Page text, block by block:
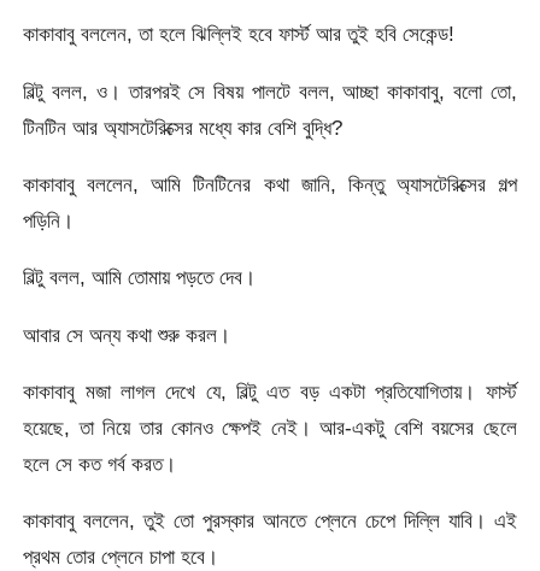
কাকাবাবু বললেন, তা হলে ঝিল্লিই হবে ফার্স্ট আর তুই হবি সেকেন্ড!
বিল্টু বলল, ও। তারপরই সে বিষয় পালটে বলল, আচ্ছা কাকাবাবু, বলো তো,
টিনটিন আর অ্যাসটেরিক্সের মধ্যে কার বেশি বুদ্ধি?
কাকাবাবু বললেন, আমি টিনটিনের কথা জানি, কিন্তু অ্যাসটেরিক্সের গল্প
পড়িনি।
বিল্টু বলল, আমি তোমায় পড়তে দেব।
আবার সে অন্য কথা শুরু করল।
কাকাবাবু মজা লাগল দেখে যে, বিল্টু এত বড় একটা প্রতিযোগিতায়। ফার্স্ট
হয়েছে, তা নিয়ে তার কোনও ক্ষেপই নেই। আর-একটু বেশি বয়সের ছেলে
হলে সে কত গর্ব করত।
কাকাবাবু বললেন, তুই তো পুরস্কার আনতে প্লেনে চেপে দিল্লি যাবি। এই
প্রথম তোর প্লেনে চাপা হবে।